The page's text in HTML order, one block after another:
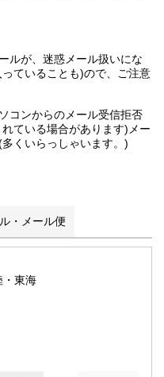
ルが、迷惑メール扱いにな
ていることも)ので、ご注意
コンからのメール受信拒否
ている場合があります)メー
くいらっしゃいます。)
・メール便
東海